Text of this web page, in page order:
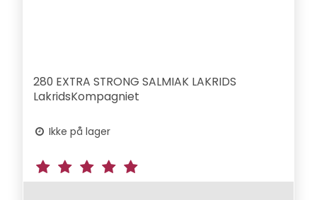
280 EXTRA STRONG SALMIAK LAKRIDS
LakridsKompagniet
Ikke på lager